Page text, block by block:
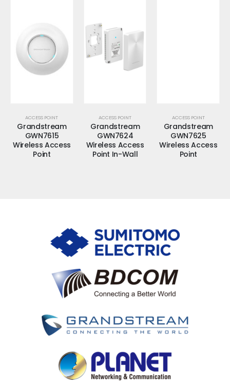
ACCESS POINT
Grandstream
GWN7615
Wireless Access
Point
ACCESS POINT
Grandstream
GWN7624
Wireless Access
Point In-Wall
ACCESS POINT
Grandstream
GWN7625
Wireless Access
Point